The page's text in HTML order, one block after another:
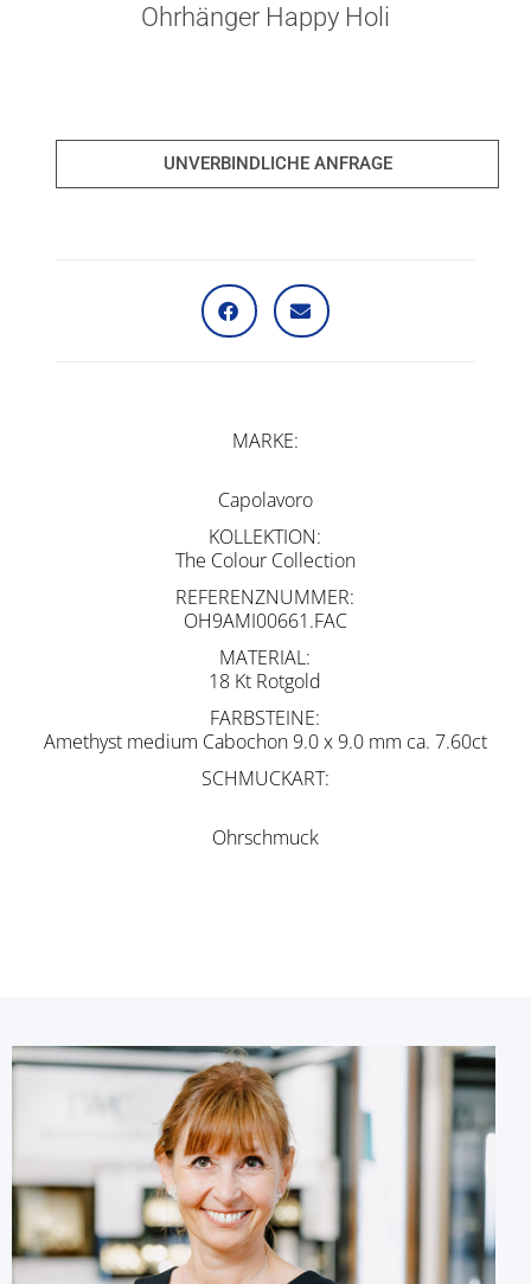
Ohrhänger Happy Holi
UNVERBINDLICHE ANFRAGE
MARKE
Capolavoro
KOLLEKTION
The Colour Collection
REFERENZNUMMER
OH9AMI00661.FAC
MATERIAL
18 Kt Rotgold
FARBSTEINE
Amethyst medium Cabochon 9.0 x 9.0 mm ca. 7.60ct
SCHMUCKART
Ohrschmuck